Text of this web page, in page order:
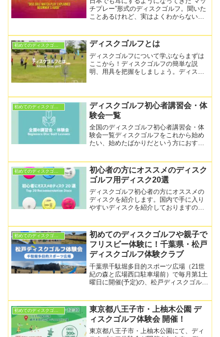
チプレー”形式のディスクゴルフ。聞いた
ことあるけれど、実はよくわからない…
会（JFDA）主催の第1回全日本ディスク
ゴルフマッチ...
ディスクゴルフとは
ディスクゴルフについて学ぶならまずは
ここから！ディスクゴルフの簡単な説
明、用具を把握をしましょう。ディスク
に取り組める競技を探しているなど、こ
れからディスクゴルフを始める方の第一
歩になれば幸いです。
ディスクゴルフ初心者講習会・体
験会一覧
全国のディスクゴルフ初心者講習会・体
験会一覧ディスクゴルフをこれから始め
たい、始めたばかりだという方におすす
習会が行われています。ちょっと体験し
てみたい、投げるコツを知...
初めてのディスクゴルフ
初心者の方にオススメのディスク
ゴルフ用ディスク20選
ディスクゴルフ初心者の方にオススメの
ディスクを紹介します。国内で手に入り
やすいディスクを紹介しておりますので
ィスクの選び方ディスクゴルフ用ディス
クと一言でいってもその形状...
初めてのディスクゴルフ
初めてのディスクゴルフや親子で
フリスビー体験に！千葉県・松戸
ディスクゴルフ体験クラブ
千葉県千駄堀多目的スポーツ広場（21世
紀の森と広場西口駐車場前）で毎月第1土
曜日に開催(予定)の、松戸ディスクゴルフ
かれてみてくださいね！松戸ディスクゴ
ルフ体験クラブ「...
東京都八王子市・上柚木公園 デ
ィスクゴルフ体験会 開催！
東京都八王子市・上柚木公園にて、ディ